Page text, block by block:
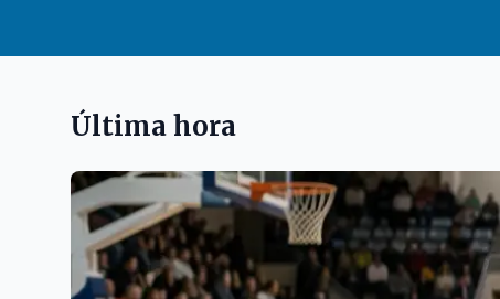
Última hora